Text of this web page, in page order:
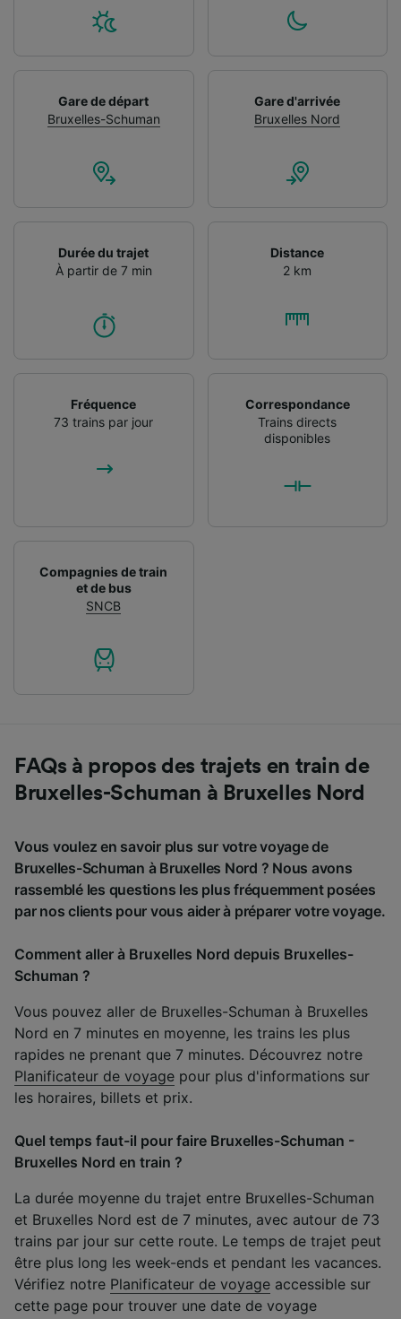
Gare de départ
Bruxelles-Schuman
Gare d'arrivée
Bruxelles Nord
Durée du trajet
À partir de 7 min
Distance
2 km
Fréquence
73 trains par jour
Correspondance
Trains directs
disponibles
Compagnies de train
et de bus
SNCB
FAQs à propos des trajets en train de
Bruxelles-Schuman à Bruxelles Nord
Vous voulez en savoir plus sur votre voyage de
Bruxelles-Schuman à Bruxelles Nord ? Nous avons
rassemblé les questions les plus fréquemment posées
par nos clients pour vous aider à préparer votre voyage.
Comment aller à Bruxelles Nord depuis Bruxelles-
Schuman ?
Vous pouvez aller de Bruxelles-Schuman à Bruxelles
Nord en 7 minutes en moyenne, les trains les plus
rapides ne prenant que 7 minutes. Découvrez notre
Planificateur de voyage pour plus d'informations sur
les horaires, billets et prix.
Quel temps faut-il pour faire Bruxelles-Schuman -
Bruxelles Nord en train ?
La durée moyenne du trajet entre Bruxelles-Schuman
et Bruxelles Nord est de 7 minutes, avec autour de 73
trains par jour sur cette route. Le temps de trajet peut
être plus long les week-ends et pendant les vacances.
Vérifiez notre Planificateur de voyage accessible sur
cette page pour trouver une date de voyage